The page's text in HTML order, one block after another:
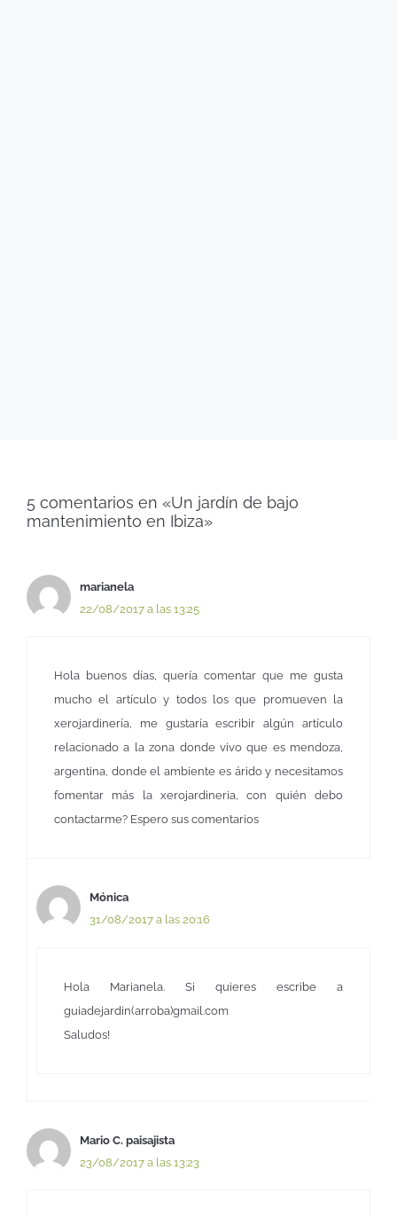
5 comentarios en «Un jardín de bajo
mantenimiento en Ibiza»
marianela
22/08/2017 a las 13:25
Hola buenos días, quería comentar que me gusta
mucho el artículo y todos los que promueven la
xerojardinería, me gustaría escribir algún artículo
relacionado a la zona donde vivo que es mendoza,
argentina, donde el ambiente es árido y necesitamos
fomentar más la xerojardineria, con quién debo
contactarme? Espero sus comentarios
Mónica
31/08/2017 a las 20:16
Hola Marianela. Si quieres escribe a
guiadejardin(arroba)gmail.com
Saludos!
Mario C. paisajista
23/08/2017 a las 13:23